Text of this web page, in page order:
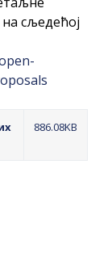
сљедећој
886.08KB